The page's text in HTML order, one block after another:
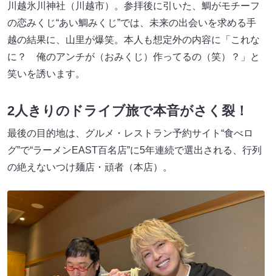
川越氷川神社（川越市）。参拝後に引いた、鯛がモチーフ
の恋みくじ“あい鯛みくじ”では、未来の出会いを求める手
越の結果に、山里が爆笑。本人も想定外の内容に「これな
に？ 俺のアンチが（おみくじ）作ってるの（笑）？」と
笑いを誘います。
2人きりのドライブ旅で本音がさく裂！
最後の目的地は、グルメ・レストラン予約サイト“食べロ
グ”で“ラーメンEAST百名店”に5年連続で選出される、行列
の絶えないつけ麺店・頑者（本店）。